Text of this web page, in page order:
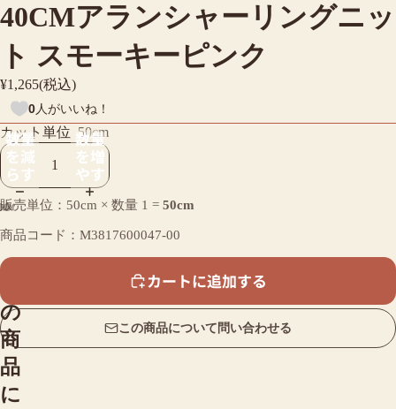
の
商
品
に
40CMアランシャーリングニッ
ト スモーキーピンク
¥1,265(税込)
0人がいいね！
カット単位 50cm
数量
を減
らす
数量
を増
やす
販売単位：50cm × 数量 1 = 50cm
商品コード：M3817600047-00
カートに追加する
この商品について問い合わせる